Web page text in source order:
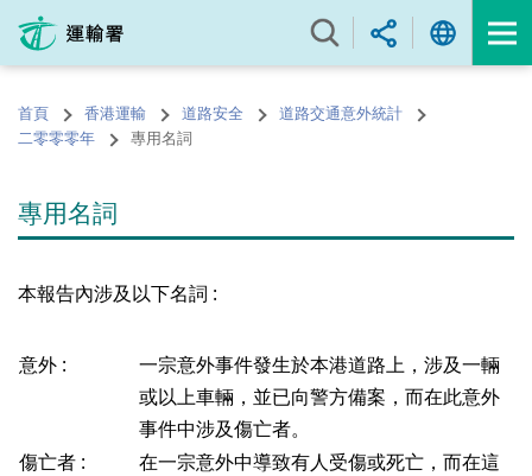
內
的
開
首頁 香港運輸 道路安全
道路交通意外統計
二零零零年
專用名詞
專用名詞
本報告內涉及以下名詞 :
意外 :
一宗意外事件發生於本港道路上，涉及一輛
或以上車輛，並已向警方備案，而在此意外
事件中涉及傷亡者。
傷亡者 :
在一宗意外中導致有人受傷或死亡，而在這